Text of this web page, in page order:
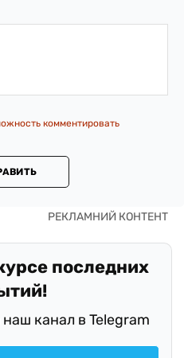
комментировать
последних
канал в Telegram